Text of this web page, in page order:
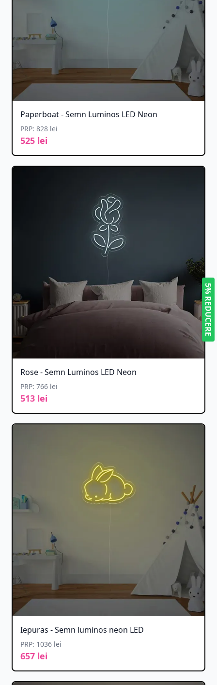
Paperboat - Semn Luminos LED Neon
PRP: 828 lei
525 lei
Rose - Semn Luminos LED Neon
PRP: 766 lei
513 lei
Iepuras - Semn luminos neon LED
PRP: 1036 lei
657 lei
5% REDUCERE